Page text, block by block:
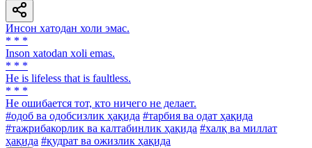
Инсон хатодан холи эмас.
* * *
Inson xatodan xoli emas.
* * *
He is lifeless that is faultless.
* * *
He ошибается тот, кто ничего не делает.
#одоб ва одобсизлик ҳақида #тарбия ва одат ҳақида
#тажрибакорлик ва калтабинлик ҳақида #халқ ва миллат
ҳақида #қудрат ва ожизлик ҳақида